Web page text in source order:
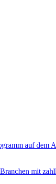
auf dem
mit